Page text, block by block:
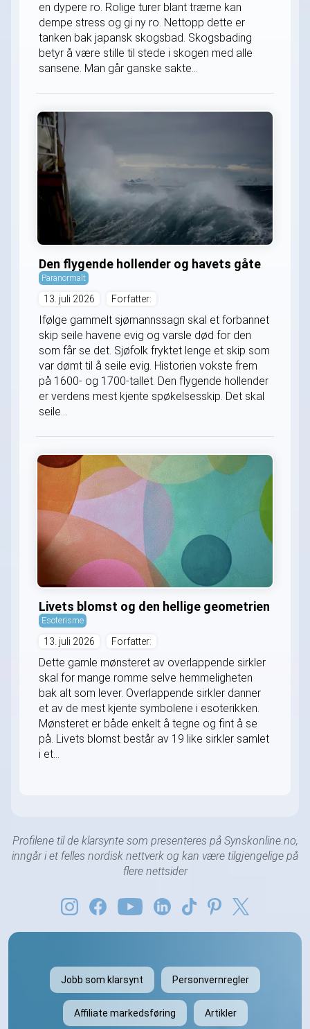
en dypere ro. Rolige turer blant trærne kan
dempe stress og gi ny ro. Nettopp dette er
tanken bak japansk skogsbad. Skogsbading
betyr å være stille til stede i skogen med alle
sansene. Man går ganske sakte...
Den flygende hollender og havets gåte
Paranormalt
13. juli 2026 Forfatter:
Ifølge gammelt sjømannssagn skal et forbannet
skip seile havene evig og varsle død for den
som får se det. Sjøfolk fryktet lenge et skip som
var dømt til å seile evig. Historien vokste frem
på 1600- og 1700-tallet. Den flygende hollender
er verdens mest kjente spøkelsesskip. Det skal
seile...
Livets blomst og den hellige geometrien
Esoterisme
13. juli 2026 Forfatter:
Dette gamle mønsteret av overlappende sirkler
skal for mange romme selve hemmeligheten
bak alt som lever. Overlappende sirkler danner
et av de mest kjente symbolene i esoterikken.
Mønsteret er både enkelt å tegne og fint å se
på. Livets blomst består av 19 like sirkler samlet
i et...
Profilene til de klarsynte som presenteres på Synskonline.no,
inngår i et felles nordisk nettverk og kan være tilgjengelige på
flere nettsider
Jobb som klarsynt Personvernregler
Affiliate markedsføring Artikler